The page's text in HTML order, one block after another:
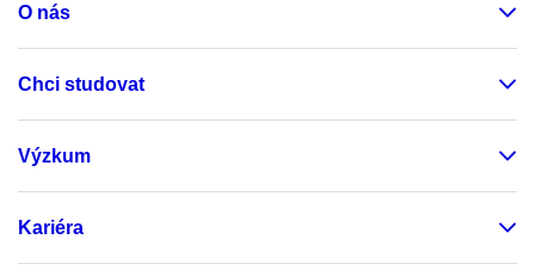
O nás
Chci studovat
Výzkum
Kariéra